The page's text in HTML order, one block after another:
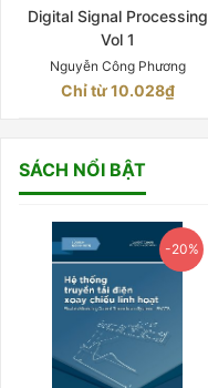
Digital Signal Processing
Vol 1
Nguyễn Công Phương
Chỉ từ 10.028₫
SÁCH NỔI BẬT
-20%